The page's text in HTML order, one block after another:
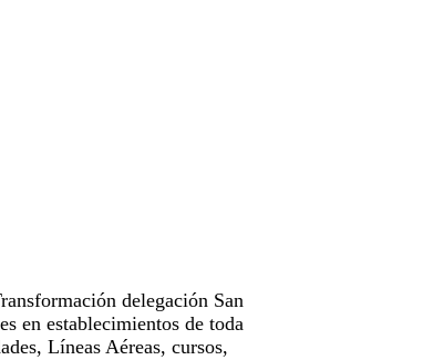
delegación San
en establecimientos de toda
Líneas Aéreas, cursos,